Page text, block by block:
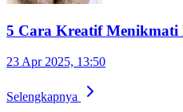
5 Cara Kreatif Menikmati
23 Apr 2025, 13:50
Selengkapnya